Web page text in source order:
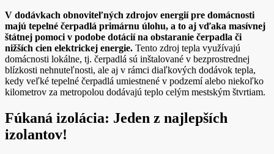
V dodávkach obnoviteľných zdrojov energií pre domácnosti
majú tepelné čerpadlá primárnu úlohu, a to aj vďaka masívnej
štátnej pomoci v podobe dotácií na obstaranie čerpadla či
nižších cien elektrickej energie. Tento zdroj tepla využívajú
domácnosti lokálne, tj. čerpadlá sú inštalované v bezprostrednej
blízkosti nehnuteľnosti, ale aj v rámci diaľkových dodávok tepla,
kedy veľké tepelné čerpadlá umiestnené v podzemí alebo niekoľko
kilometrov za metropolou dodávajú teplo celým mestským štvrtiam.
Fúkaná izolácia: Jeden z najlepších
izolantov!